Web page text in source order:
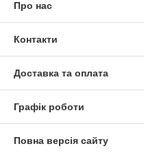
Про нас
Контакти
Доставка та оплата
Графік роботи
Повна версія сайту